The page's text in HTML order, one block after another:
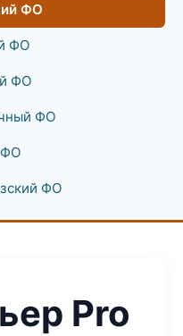
ФО
ФО
ФО
ФО
ФО
Pro